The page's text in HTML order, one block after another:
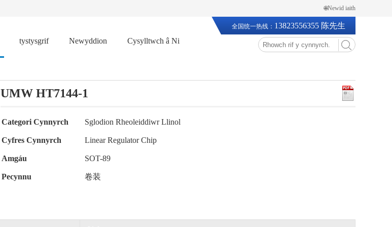
🌐Newid iaith
tystysgrif Newyddion Cysylltwch â Ni
全国统一热线： 13823556355 陈先生
UMW HT7144-1
Categori Cynnyrch Sglodion Rheoleiddiwr Llinol
Cyfres Cynnyrch Linear Regulator Chip
Amgáu SOT-89
Pecynnu 卷装